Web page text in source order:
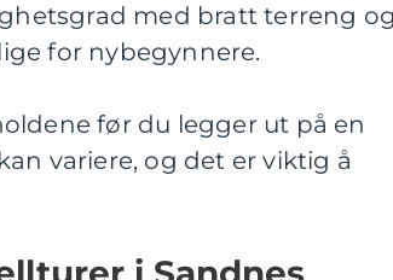
med bratt terreng
for nybegynnere.
før du legger ut på en
variere, og det er viktig å